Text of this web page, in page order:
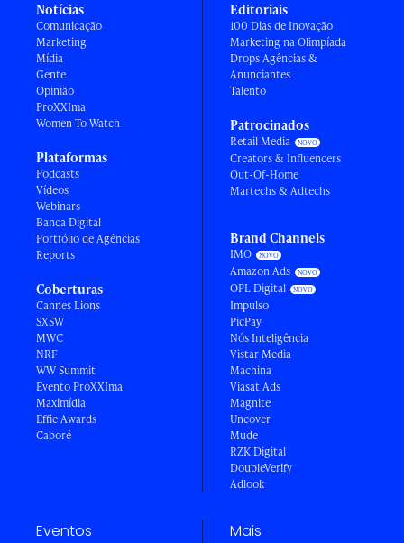
Notícias
Comunicação
Marketing
Mídia
Gente
Opinião
ProXXIma
Women To Watch
Plataformas
Podcasts
Vídeos
Webinars
Banca Digital
Portfólio de Agências
Reports
Coberturas
Cannes Lions
SXSW
MWC
NRF
WW Summit
Evento ProXXIma
Maximídia
Effie Awards
Caboré
Editoriais
100 Dias de Inovação
Marketing na Olimpíada
Drops Agências &
Anunciantes
Talento
Patrocinados
Retail Media
Creators & Influencers
Out-Of-Home
Martechs & Adtechs
Brand Channels
IMO
Amazon Ads
OPL Digital
Impulso
PicPay
Nós Inteligência
Vistar Media
Machina
Viasat Ads
Magnite
Uncover
Mude
RZK Digital
DoubleVerify
Adlook
Eventos Mais